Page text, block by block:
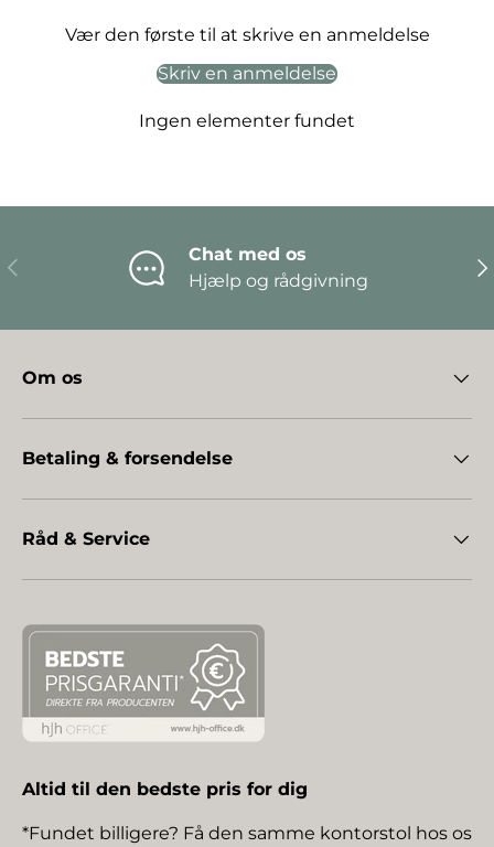
Vær den første til at skrive en anmeldelse
Skriv en anmeldelse
Ingen elementer fundet
Forrige
Chat med os
Hjælp og rådgivning
Om os
Betaling & forsendelse
Råd & Service
Altid til den bedste pris for dig
*Fundet billigere? Få den samme kontorstol hos os